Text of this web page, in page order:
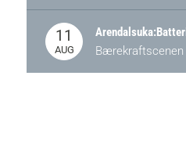
11
AUG
Bærekraftscenen